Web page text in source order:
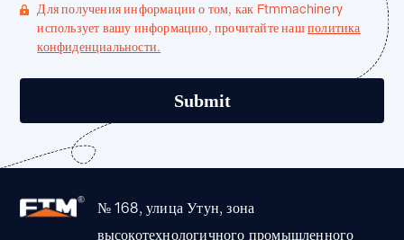
Для получения информации о том, как Ftmmachinery
использует вашу информацию, прочитайте нашполитика
конфиденциальности.
№ 168, улица Утун, зона
высокотехнологичного промышленного